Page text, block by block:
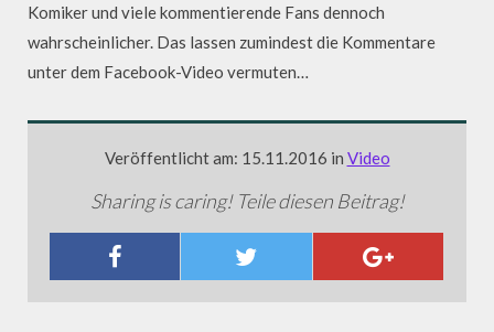
Komiker und viele kommentierende Fans dennoch
wahrscheinlicher. Das lassen zumindest die Kommentare
unter dem Facebook-Video vermuten…
Veröffentlicht am: 15.11.2016 in Video
Sharing is caring! Teile diesen Beitrag!